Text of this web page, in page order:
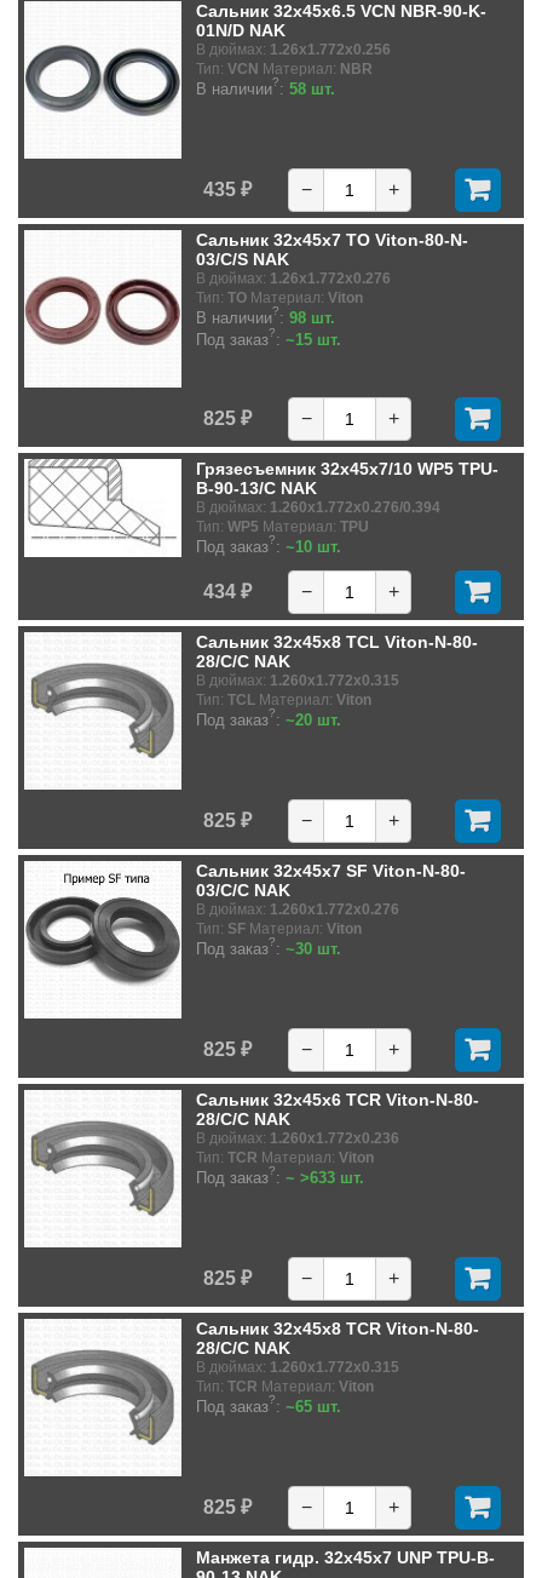
Сальник 32x45x6.5 VCN NBR-90-K-
01N/D NAK
В дюймах: 1.26x1.772x0.256
Тип: VCN Материал: NBR
В наличии?: 58 шт.
435 ₽ − +
Сальник 32x45x7 TO Viton-80-N-
03/C/S NAK
В дюймах: 1.26x1.772x0.276
Тип: TO Материал: Viton
В наличии?: 98 шт.
Под заказ?: ~15 шт.
825 ₽ − +
Грязесъемник 32x45x7/10 WP5 TPU-
B-90-13/C NAK
В дюймах: 1.260x1.772x0.276/0.394
Тип: WP5 Материал: TPU
Под заказ?: ~10 шт.
434 ₽ − +
Сальник 32x45x8 TCL Viton-N-80-
28/C/C NAK
В дюймах: 1.260x1.772x0.315
Тип: TCL Материал: Viton
Под заказ?: ~20 шт.
825 ₽ − +
Сальник 32x45x7 SF Viton-N-80-
03/C/C NAK
В дюймах: 1.260x1.772x0.276
Тип: SF Материал: Viton
Под заказ?: ~30 шт.
825 ₽ − +
Сальник 32x45x6 TCR Viton-N-80-
28/C/C NAK
В дюймах: 1.260x1.772x0.236
Тип: TCR Материал: Viton
Под заказ?: ~ >633 шт.
825 ₽ − +
Сальник 32x45x8 TCR Viton-N-80-
28/C/C NAK
В дюймах: 1.260x1.772x0.315
Тип: TCR Материал: Viton
Под заказ?: ~65 шт.
825 ₽ − +
Манжета гидр. 32x45x7 UNP TPU-B-